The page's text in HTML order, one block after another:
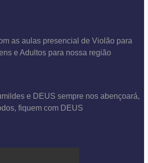
as aulas presencial de Violão para
e Adultos para nossa região
e DEUS sempre nos abençoará,
fiquem com DEUS